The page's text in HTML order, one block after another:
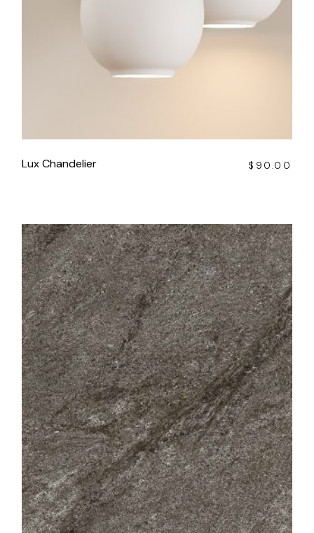
Lux Chandelier $ 90.00